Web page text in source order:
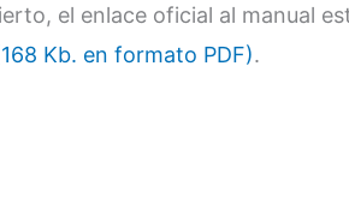
el enlace oficial al manual
Kb. en formato PDF).